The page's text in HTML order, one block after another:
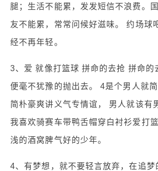
腿；生活不能累，发发短信不浪费。
友不能累，常常问候好滋味。 约场球
经不再年轻。
3、爱 就像打篮球 拼命的去抢 拼命的
便毫不犹豫的抛出去。 4是个男人就
简朴豪爽讲义气专情谊， 男人就该有
我喜欢骑赛车带鸭舌帽穿白衬衫爱打
浅的酒窝脾气好的少年。
4、有梦想，就不要轻言放弃，在追梦